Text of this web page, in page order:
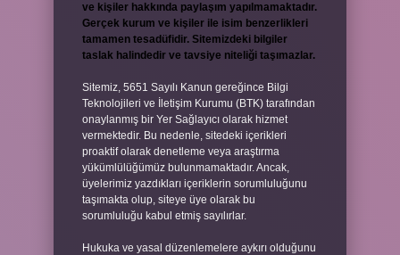
ve kişiler hakkında paylaşım yapılmamaktadır.
Gerçek kurum ve kişiler ile isim benzerlikleri
tamamen tesadüfidir. Sitemizdeki bilgiler
taslak halindedir ve tavsiye niteliği taşımazlar.
Sitemiz, 5651 Sayılı Kanun gereğince Bilgi
Teknolojileri ve İletişim Kurumu (BTK) tarafından
onaylanmış bir Yer Sağlayıcı olarak hizmet
vermektedir. Bu nedenle, sitedeki içerikleri
proaktif olarak denetleme veya araştırma
yükümlülüğümüz bulunmamaktadır. Ancak,
üyelerimiz yazdıkları içeriklerin sorumluluğunu
taşımakta olup, siteye üye olarak bu
sorumluluğu kabul etmiş sayılırlar.
Hukuka ve yasal düzenlemelere aykırı olduğunu